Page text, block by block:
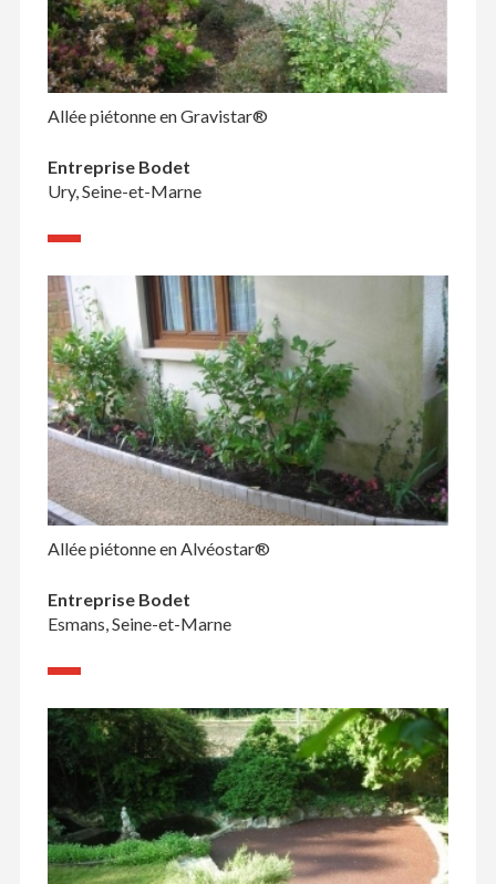
Allée piétonne en Gravistar®
Entreprise Bodet
Ury, Seine-et-Marne
Allée piétonne en Alvéostar®
Entreprise Bodet
Esmans, Seine-et-Marne